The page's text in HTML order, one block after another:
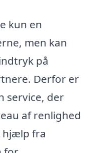
kun en
men kan
på
Derfor er
service, der
af renlighed
hjælp fra